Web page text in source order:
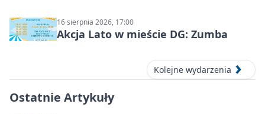
16 sierpnia 2026, 17:00
Akcja Lato w mieście DG: Zumba
Kolejne wydarzenia
Ostatnie Artykuły